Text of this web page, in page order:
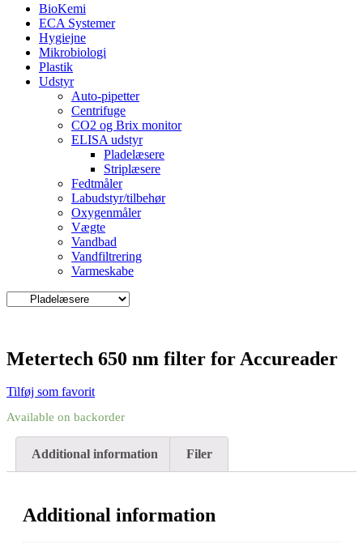
BioKemi
ECA Systemer
Hygiejne
Mikrobiologi
Plastik
Udstyr
Auto-pipetter
Centrifuge
CO2 og Brix monitor
ELISA udstyr
Pladelæsere
Striplæsere
Fedtmåler
Labudstyr/tilbehør
Oxygenmåler
Vægte
Vandbad
Vandfiltrering
Varmeskabe
Metertech 650 nm filter for Accureader
Tilføj som favorit
Available on backorder
Additional information Filer
Additional information